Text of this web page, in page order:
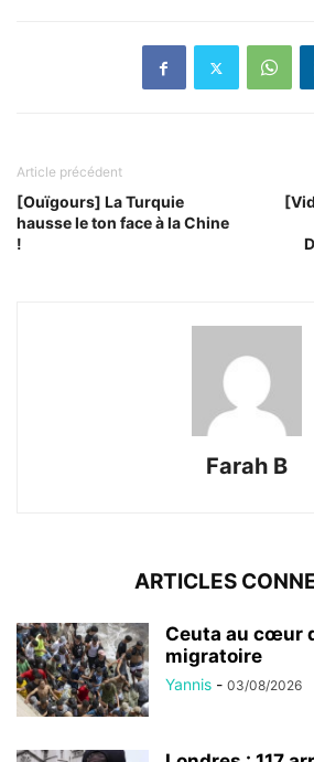
Article précédent
[Ouïgours] La Turquie
hausse le ton face à la Chine
!
Farah B
ARTICLES
Ceuta au cœur
migratoire
Yannis - 03/08/2026